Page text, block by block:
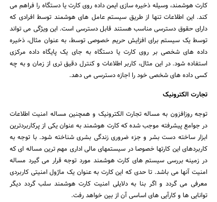
کارت هوشمند، وسیله ذخیره سازی ایمن داده روی کارت یا دستگاه را فراهم می
کند. این اطلاعات تنها از طریق سیستم عامل های هوشمند توسط افرادی که
دارای حقوق دسترسی مناسب هستند قابل دسترسی است. این ویژگی می تواند
توسط یک سیستم برای افزایش حریم خصوصی توسط، به عنوان مثال، ذخیره
داده های شخصی بر روی کارت یا دستگاه به جای یک پایگاه داده مرکزی
استفاده شود. در این مثال، کاربر اطلاعات و کنترل دقیق تری از زمان و به چه
کسی داده های شخصی خود را اجازه دسترسی می دهد.
تجارت الکترونیک
توجه روزافزون به مساله تجارت الکترونیک و همچنین مساله امنیت اطلاعات
در جوامع پیشرفته موجب شده که کارت هوشمند به عنوان یکی از پرکاربردترین
ابزار ساخته دست بشر و جزء ضروری زندگی بشری شناخته شود. با توجه به
کاربردهای این کارتها خصوصا در سیستمهای مالی اداری مهم ترین مساله ای که
در زمینه بررسی سیستم های کارت هوشمند مورد توجه قرار می گیرد مساله
امنیت آنها می باشد. تا حدی که این کارت به عنوان یک ماژول امنیتی کاربردی
معرفی می گردد و اگر بنا به دلایلی امنیت کارت هوشمند سلب گردد دیگر
توانایی ها و کارآیی های اساسی آن از بین خواهد رفت.